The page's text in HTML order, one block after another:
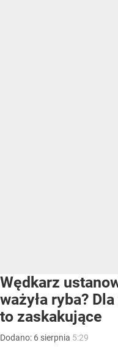
Wędkarz
ważyła ryba?
to zaskakujące
Dodano: 6 sierpnia 5:29